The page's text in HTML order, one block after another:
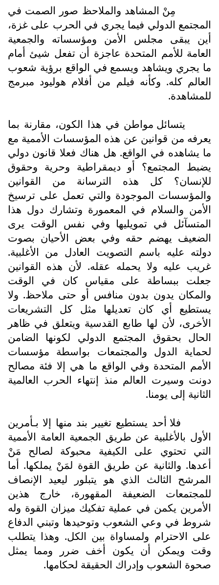
مِنْ المشاهد والملاحظ صور الصمت في
المجتمع الدولي فيما يجري في الحرب على غزة،
أين يبقى مجلس الأمن ومؤسساته والجمعية
العامة للأمم المتحدة عاجزة أن تفعل شيئ أمام
ما يجري ويشاهد ويسمع في الواقع برؤية شعوب
العالم كله. وكأنه فيلم من أفلام هوليود مبرمج
للمشاهدة.
يتسائل مواطن في هذا الكون، مقارنة بما
يعرفه من قوانين عن هذه المؤسسات الأممية مع
ما يشاهده في الواقع. هل هناك فعلا قانون دولي
يضبط المجتمع؟ أو ديمقراطية وحرية وحقوق
للإنسان؟ كل هذه الترسانة من القوانين
والمؤسسات الموجودة والتي تعمل على ترسيخ
الأمن والسلام في المعمورة وتشارك دول هذا
المتسآئل في تمويليها وفي نفس الوقت يرى
الضعيف يهضم حقه وفي بعض الأحيان بصوت
دولته عليه باسم التصويت العادل من الأغلبية.
غريب عليه ولا يحمله عقله. لأن هذه القوانين
جعلت ببساطة على مقياس كان في الوقت
والمكان يدون بدون منافس أو حتى ملاحظ. ولا
يستطيع أي كان تعديلها مثل كل التشريعات
الأخرى، لأن لها طابع القدسية ويتعلق في ظاهر
الحال بحقوق المجتمع الدولي لكونها الضامن
لحماية الدول والمجتمعات بواسطة مؤسسات
الأمم المتحدة وفي الواقع ما هي إلا فئة مصالح
دونت وسيرت العالم منذ إنتهاء الحرب العالمية
الثانية إلى يومنا.
فلا أحد يستطيع تغيير بند منها إلا بـأمرين
الأول بالأغلبية عن طريق الجمعية العامة الأممية
التي تحتوي على الكيفية محبوكة لصالح مَنْ
أعدها. والثانية عن طريق القوة لمَنْ يملكها. أما
المرشح الثالث الذي هو يتبلور ليعيد الإنصاف
للمجتمعات الضعيفة المقهورة، خارج هذين
الأمرين يكمن في عملية تفكيك ميزان القوة وله
شروط في وعي الشعوب وتوحيدها وتبني الدفاع
على الاحترام ولمساواة بين الكل. وهذا يتطلب
وقت ويمكن أن يكون أخف ضرر ومما يمثل
صحوة الشعوب وإدراك الحقيقة لحكامها.